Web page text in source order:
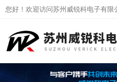
您好！欢迎访问苏州威锐科电子有限